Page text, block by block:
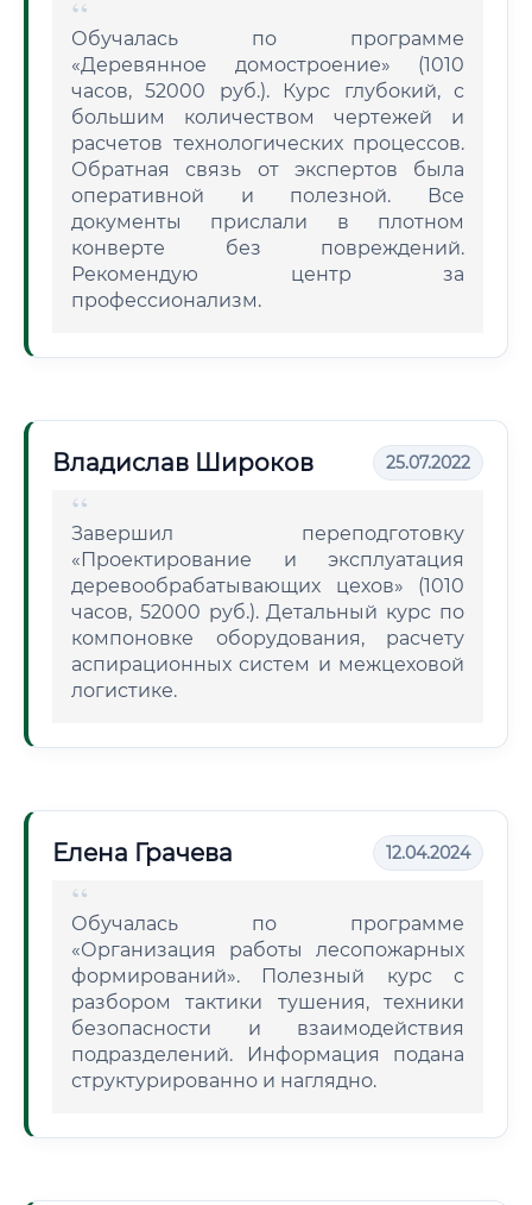
Обучалась по программе
«Деревянное домостроение» (1010
часов, 52000 руб.). Курс глубокий, с
большим количеством чертежей и
расчетов технологических процессов.
Обратная связь от экспертов была
оперативной и полезной. Все
документы прислали в плотном
конверте без повреждений.
Рекомендую центр за
профессионализм.
Владислав Широков 25.07.2022
Завершил переподготовку
«Проектирование и эксплуатация
деревообрабатывающих цехов» (1010
часов, 52000 руб.). Детальный курс по
компоновке оборудования, расчету
аспирационных систем и межцеховой
логистике.
Елена Грачева 12.04.2024
Обучалась по программе
«Организация работы лесопожарных
формирований». Полезный курс с
разбором тактики тушения, техники
безопасности и взаимодействия
подразделений. Информация подана
структурированно и наглядно.